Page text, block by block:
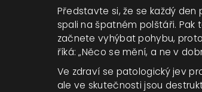
Představte si, že se každý
spali na špatném polštáři. Pak
začnete vyhýbat pohybu,
říká: „Něco se mění, a ne v
Ve zdraví se patologický jev
ale ve skutečnosti jsou